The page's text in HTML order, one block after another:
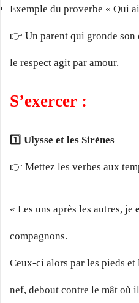
Exemple du proverbe « Qui
👉 Un parent qui gronde son
le respect agit par amour.
S’exercer :
1️⃣ Ulysse et les Sirènes
👉 Mettez les verbes aux
« Les uns après les autres, je
compagnons.
Ceux-ci alors par les pieds et
nef, debout contre le mât où